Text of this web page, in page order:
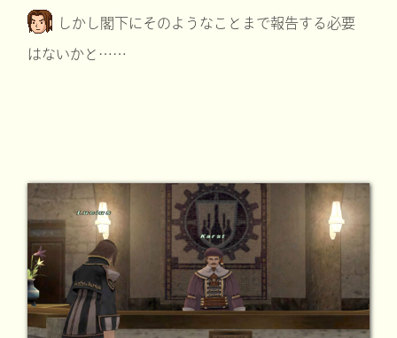
しかし閣下にそのようなことまで報告する必要
はないかと……